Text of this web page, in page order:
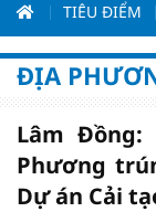
TIÊU ĐIỂM
ĐỊA
Lâm Đồng:
Phương
Dự án Cải